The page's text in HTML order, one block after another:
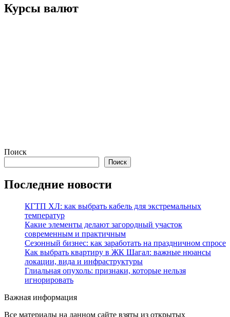
Курсы валют
Поиск
Поиск
Последние новости
КГТП ХЛ: как выбрать кабель для экстремальных
температур
Какие элементы делают загородный участок
современным и практичным
Сезонный бизнес: как заработать на праздничном спросе
Как выбрать квартиру в ЖК Шагал: важные нюансы
локации, вида и инфраструктуры
Глиальная опухоль: признаки, которые нельзя
игнорировать
Важная информация
Все материалы на данном сайте взяты из открытых